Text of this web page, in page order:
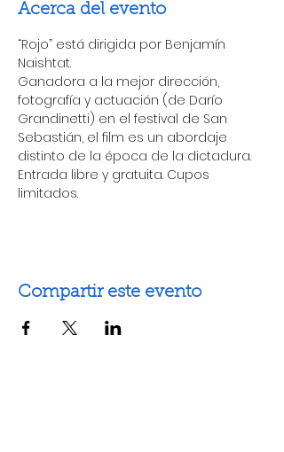
Acerca del evento
“Rojo” está dirigida por Benjamín
Naishtat.
Ganadora a la mejor dirección,
fotografía y actuación (de Darío
Grandinetti) en el festival de San
Sebastián, el film es un abordaje
distinto de la época de la dictadura.
Entrada libre y gratuita. Cupos
limitados.
Compartir este evento